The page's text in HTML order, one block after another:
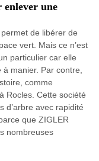
enlever une
de libérer de
vert. Mais ce n’est
particulier car elle
à manier. Par contre,
comme
Rocles. Cette société
d’arbre avec rapidité
que ZIGLER
nombreuses